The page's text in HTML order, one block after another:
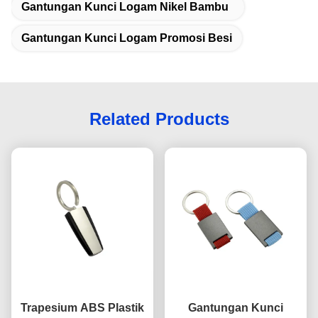
Gantungan Kunci Logam Nikel Bambu
Gantungan Kunci Logam Promosi Besi
Related Products
Trapesium ABS Plastik
Gantungan Kunci